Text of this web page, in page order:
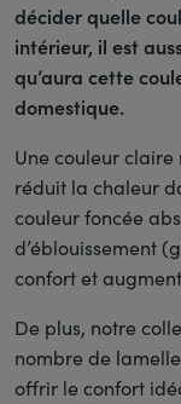
décider quelle
intérieur, il est
qu’aura cette
domestique.
Une couleur
réduit la chaleur
couleur foncée
d’éblouissement
confort et
De plus, notre
nombre de
offrir le confort